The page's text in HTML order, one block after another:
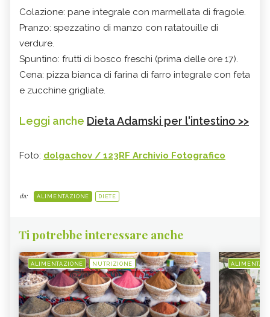
Colazione: pane integrale con marmellata di fragole.
Pranzo: spezzatino di manzo con ratatouille di
verdure.
Spuntino: frutti di bosco freschi (prima delle ore 17).
Cena: pizza bianca di farina di farro integrale con feta
e zucchine grigliate.
Leggi anche Dieta Adamski per l'intestino >>
Foto: dolgachov / 123RF Archivio Fotografico
da: ALIMENTAZIONE DIETE
Ti potrebbe interessare anche
ALIMENTAZIONE NUTRIZIONE